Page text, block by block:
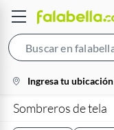
location-
icon
Ingresa tu ubicación
Sombreros de tela